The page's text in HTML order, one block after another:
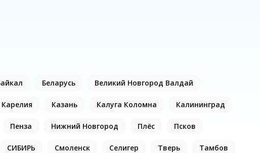
Беларусь Великий Новгород Валдай
Карелия Казань Калуга Коломна Калининград
Пенза Нижний Новгород Плёс Псков
СИБИРЬ Смоленск Селигер Тверь Тамбов